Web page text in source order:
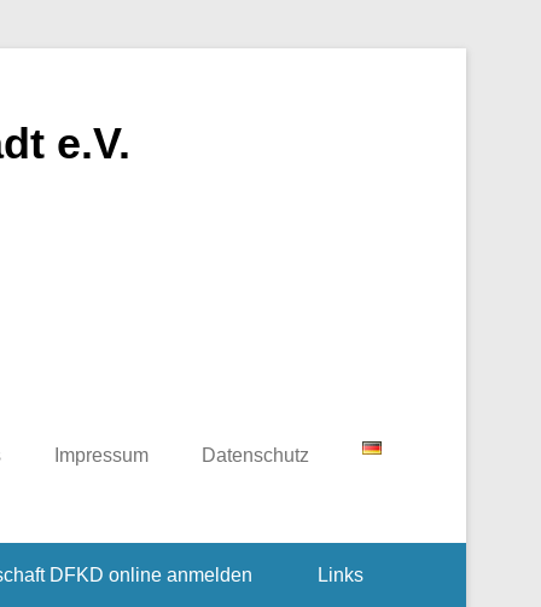
e.V.
Impressum Datenschutz
DFKD online anmelden Links